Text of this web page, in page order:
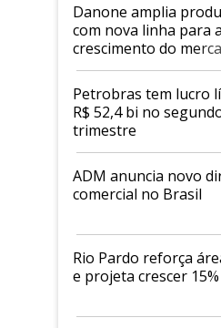
Danone amplia
com nova linha para
crescimento do
alimentos proteicos
Petrobras tem lucro
R$ 52,4 bi no
trimestre
ADM anuncia novo
comercial no Brasil
Rio Pardo reforça
e projeta crescer